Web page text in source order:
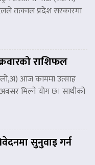
तत्काल प्रदेश सरकारमा
राशिफल
आज काममा उत्साह
अवसर मिल्ने योग छ। साथीको
सुनुवाइ गर्न